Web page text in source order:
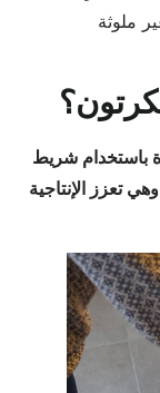
ملوثة
باستخدام شريط
تعزز الإنتاجية